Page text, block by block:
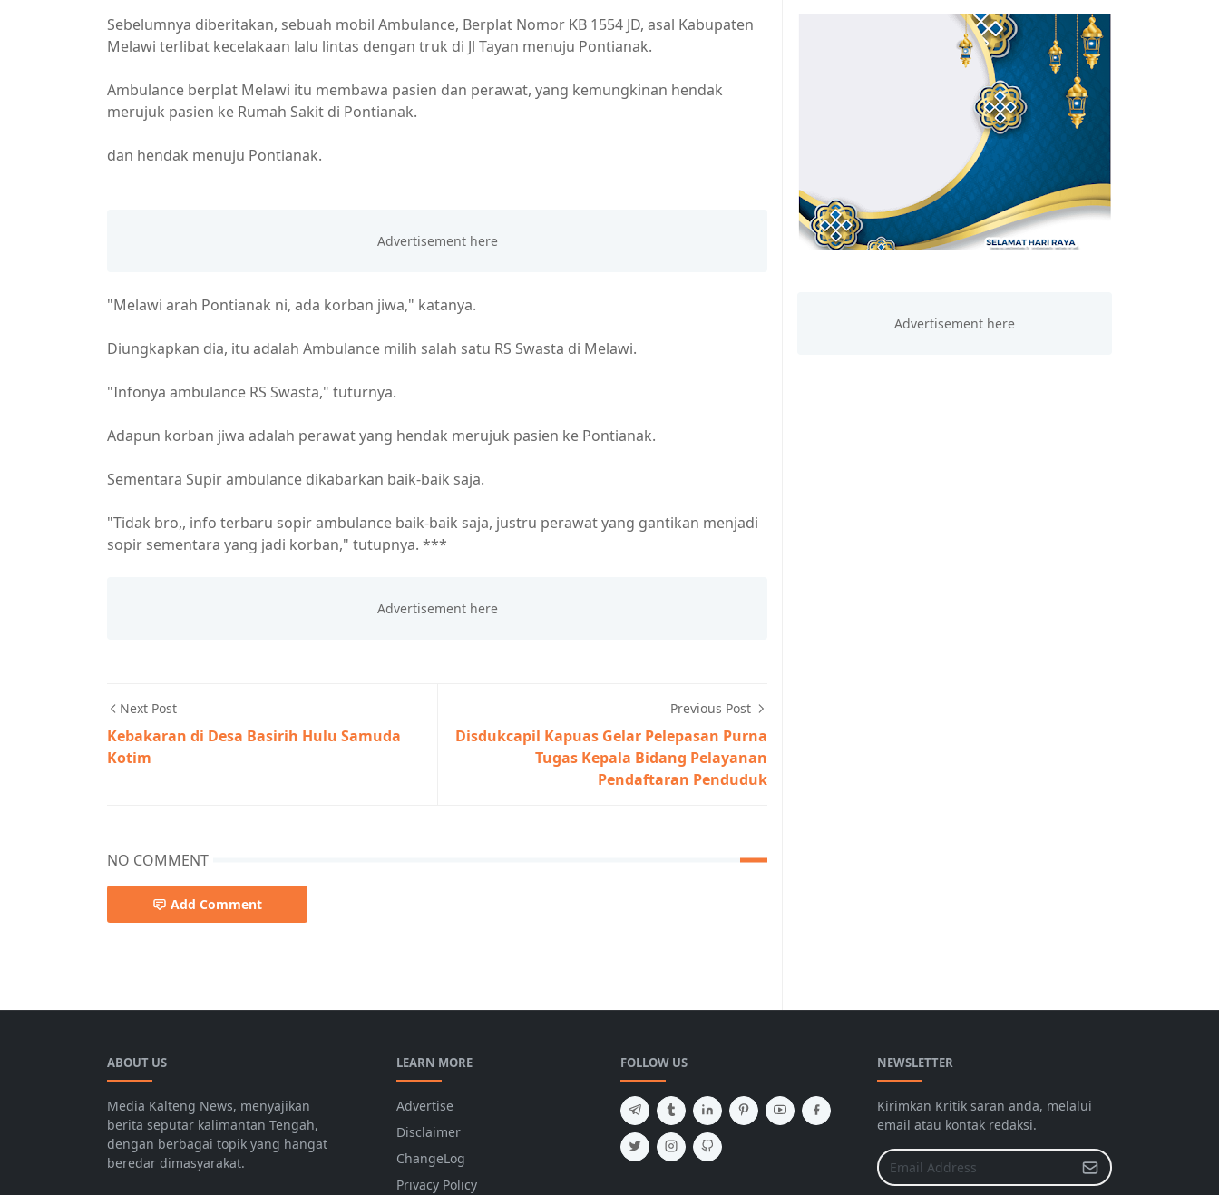
Sebelumnya diberitakan, sebuah mobil Ambulance, Berplat Nomor KB 1554 JD, asal Kabupaten
Melawi terlibat kecelakaan lalu lintas dengan truk di Jl Tayan menuju Pontianak.
Ambulance berplat Melawi itu membawa pasien dan perawat, yang kemungkinan hendak
merujuk pasien ke Rumah Sakit di Pontianak.
dan hendak menuju Pontianak.
"Melawi arah Pontianak ni, ada korban jiwa," katanya.
Diungkapkan dia, itu adalah Ambulance milih salah satu RS Swasta di Melawi.
"Infonya ambulance RS Swasta," tuturnya.
Adapun korban jiwa adalah perawat yang hendak merujuk pasien ke Pontianak.
Sementara Supir ambulance dikabarkan baik-baik saja.
"Tidak bro,, info terbaru sopir ambulance baik-baik saja, justru perawat yang gantikan menjadi
sopir sementara yang jadi korban," tutupnya. ***
Next Post
Kebakaran di Desa Basirih Hulu Samuda
Kotim
Previous Post
Disdukcapil Kapuas Gelar Pelepasan Purna
Tugas Kepala Bidang Pelayanan
Pendaftaran Penduduk
NO COMMENT
Add Comment
ABOUT US
Media Kalteng News, menyajikan
berita seputar kalimantan Tengah,
dengan berbagai topik yang hangat
beredar dimasyarakat.
LEARN MORE
Advertise
Disclaimer
ChangeLog
Privacy Policy
FOLLOW US NEWSLETTER
Kirimkan Kritik saran anda, melalui
email atau kontak redaksi.